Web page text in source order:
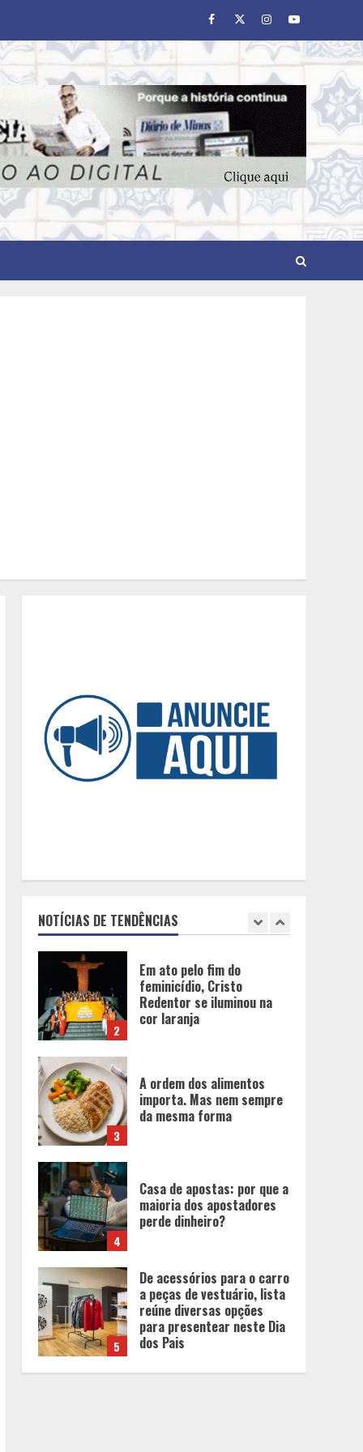
Facebook
TwitterInstagram
Youtube
NOTÍCIAS DE TENDÊNCIAS
5
dos Pais
BH será a Capital da
Cachaça com a
2
feminicídio, Cristo
cor laranja
3
A ordem dos alimentos
importa. Mas nem sempre
da mesma forma
4
Casa de apostas: por que a
maioria dos apostadores
perde dinheiro?
5
a peças de vestuário, lista
reúne diversas opções
para presentear neste Dia
1
BH será a Capital da
Cachaça com a
Expocachaça